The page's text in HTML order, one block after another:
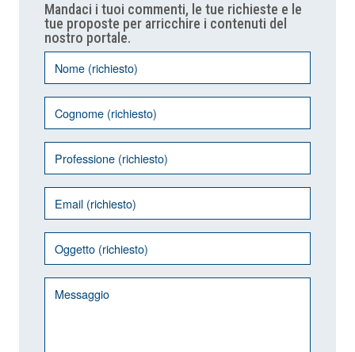
Mandaci i tuoi commenti, le tue richieste e le
tue proposte per arricchire i contenuti del
nostro portale.